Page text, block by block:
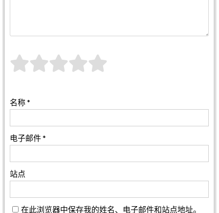
名称*
电子邮件*
站点
在此浏览器中保存我的姓名、电子邮件和站点地址。